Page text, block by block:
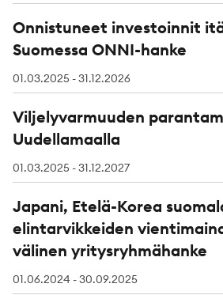
Onnistuneet investoinnit
Suomessa ONNI-hanke
01.03.2025 - 31.12.2026
Viljelyvarmuuden
Uudellamaalla
01.03.2025 - 31.12.2027
Japani, Etelä-Korea
elintarvikkeiden
välinen yritysryhmähanke
01.06.2024 - 30.09.2025